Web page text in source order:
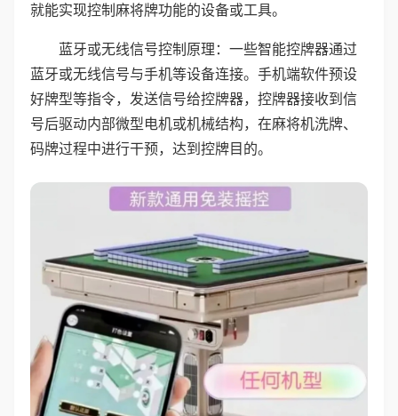
就能实现控制麻将牌功能的设备或工具。
蓝牙或无线信号控制原理：一些智能控牌器通过
蓝牙或无线信号与手机等设备连接。手机端软件预设
好牌型等指令，发送信号给控牌器，控牌器接收到信
号后驱动内部微型电机或机械结构，在麻将机洗牌、
码牌过程中进行干预，达到控牌目的。